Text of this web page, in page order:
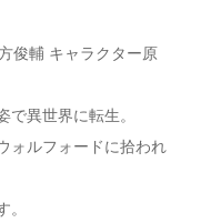
俊輔 キャラクター原
異世界に転生。
ォルフォードに拾われ